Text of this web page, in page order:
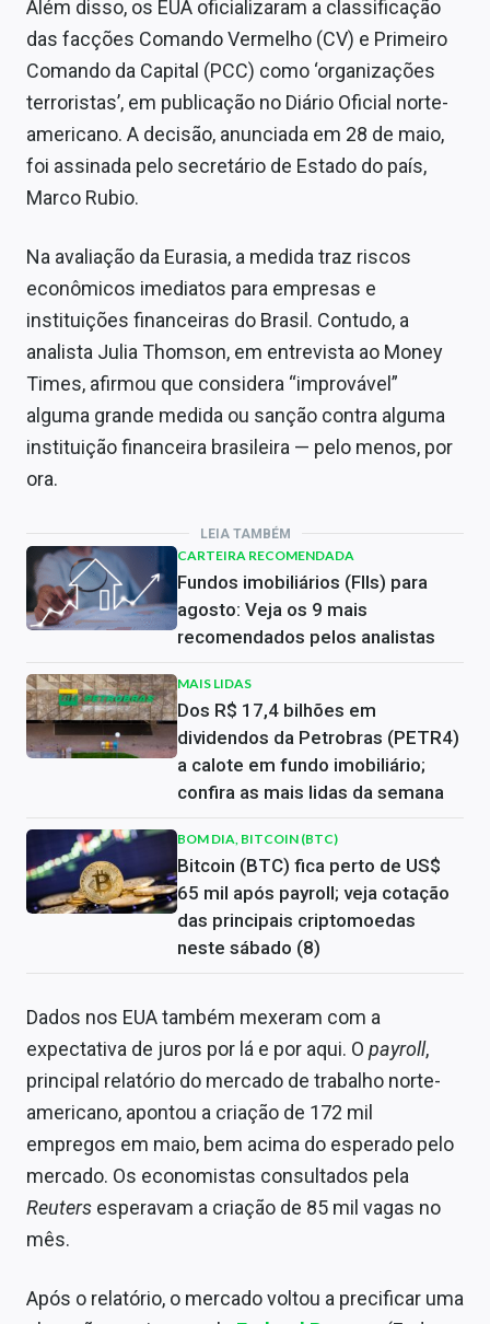
Além disso, os EUA oficializaram a classificação
das facções Comando Vermelho (CV) e Primeiro
Comando da Capital (PCC) como ‘organizações
terroristas’, em publicação no Diário Oficial norte-
americano. A decisão, anunciada em 28 de maio,
foi assinada pelo secretário de Estado do país,
Marco Rubio.
Na avaliação da Eurasia, a medida traz riscos
econômicos imediatos para empresas e
instituições financeiras do Brasil. Contudo, a
analista Julia Thomson, em entrevista ao Money
Times, afirmou que considera “improvável”
alguma grande medida ou sanção contra alguma
instituição financeira brasileira — pelo menos, por
ora.
LEIA TAMBÉM
CARTEIRA RECOMENDADA
Fundos imobiliários (FIIs) para
agosto: Veja os 9 mais
recomendados pelos analistas
MAIS LIDAS
Dos R$ 17,4 bilhões em
dividendos da Petrobras (PETR4)
a calote em fundo imobiliário;
confira as mais lidas da semana
BOM DIA, BITCOIN (BTC)
Bitcoin (BTC) fica perto de US$
65 mil após payroll; veja cotação
das principais criptomoedas
neste sábado (8)
Dados nos EUA também mexeram com a
expectativa de juros por lá e por aqui. O payroll,
principal relatório do mercado de trabalho norte-
americano, apontou a criação de 172 mil
empregos em maio, bem acima do esperado pelo
mercado. Os economistas consultados pela
Reuters esperavam a criação de 85 mil vagas no
mês.
Após o relatório, o mercado voltou a precificar uma